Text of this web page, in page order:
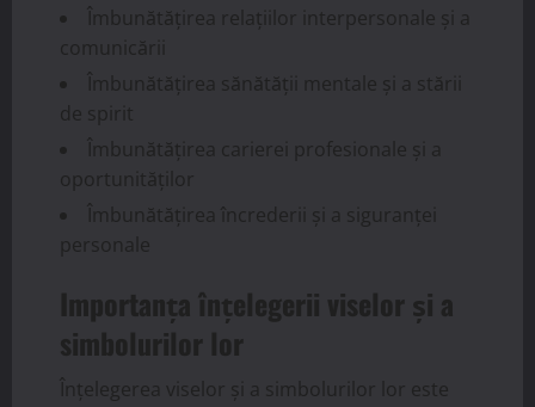
Îmbunătățirea relațiilor interpersonale și a
comunicării
Îmbunătățirea sănătății mentale și a stării
de spirit
Îmbunătățirea carierei profesionale și a
oportunităților
Îmbunătățirea încrederii și a siguranței
personale
Importanța înțelegerii viselor și a
simbolurilor lor
Înțelegerea viselor și a simbolurilor lor este